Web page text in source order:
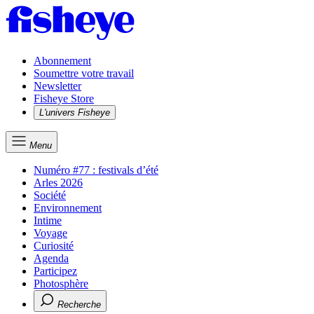
Abonnement
Soumettre votre travail
Newsletter
Fisheye Store
L'univers Fisheye
Menu
Numéro #77 : festivals d’été
Arles 2026
Société
Environnement
Intime
Voyage
Curiosité
Agenda
Participez
Photosphère
Recherche